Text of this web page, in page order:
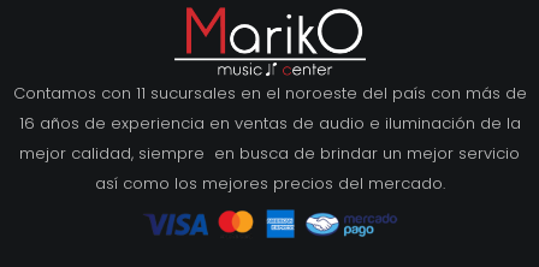
Contamos con 11 sucursales en el noroeste del país con más de
16 años de experiencia en ventas de audio e iluminación de la
mejor calidad, siempre en busca de brindar un mejor servicio
así como los mejores precios del mercado.